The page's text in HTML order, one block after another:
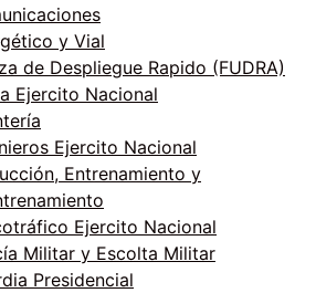
y Vial
de Despliegue Rapido (FUDRA)
Ejercito Nacional
Ejercito Nacional
Entrenamiento y
Ejercito Nacional
Militar y Escolta Militar
Presidencial